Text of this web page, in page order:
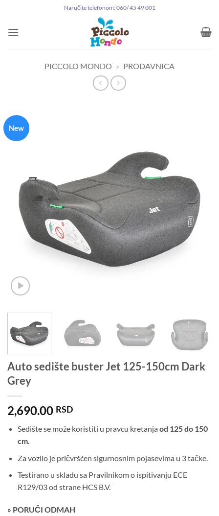
sadržaj
Naručite telefonom: 060/ 45 49 001
PICCOLO MONDO » PRODAVNICA
New
Auto sedište buster Jet 125-150cm Dark
Grey
2,690.00 RSD
Sedište se može koristiti u pravcu kretanja od 125 do 150
cm.
Za vozilo je pričvršćen sigurnosnim pojasevima u 3 tačke.
Testirano u skladu sa Pravilnikom o ispitivanju ECE
R129/03 od strane HCS B.V.
» PORUČI ODMAH